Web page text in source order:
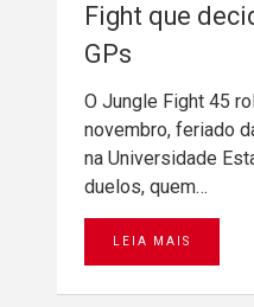
Fight que
GPs
O Jungle Fight 45
novembro, feriado
na Universidade
duelos, quem…
LEIA MAIS